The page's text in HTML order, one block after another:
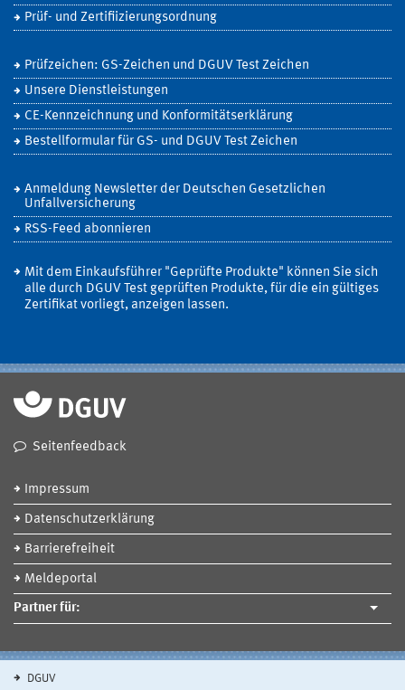
Prüf- und Zertifiizierungsordnung
Prüfzeichen: GS-Zeichen und DGUV Test Zeichen
Unsere Dienstleistungen
CE-Kennzeichnung und Konformitätserklärung
Bestellformular für GS- und DGUV Test Zeichen
Anmeldung Newsletter der Deutschen Gesetzlichen
Unfallversicherung
RSS-Feed abonnieren
Mit dem Einkaufsführer "Geprüfte Produkte" können Sie sich
alle durch DGUV Test geprüften Produkte, für die ein gültiges
Zertifikat vorliegt, anzeigen lassen.
Seitenfeedback
Impressum
Datenschutzerklärung
Barrierefreiheit
Meldeportal
Partner für:
DGUV